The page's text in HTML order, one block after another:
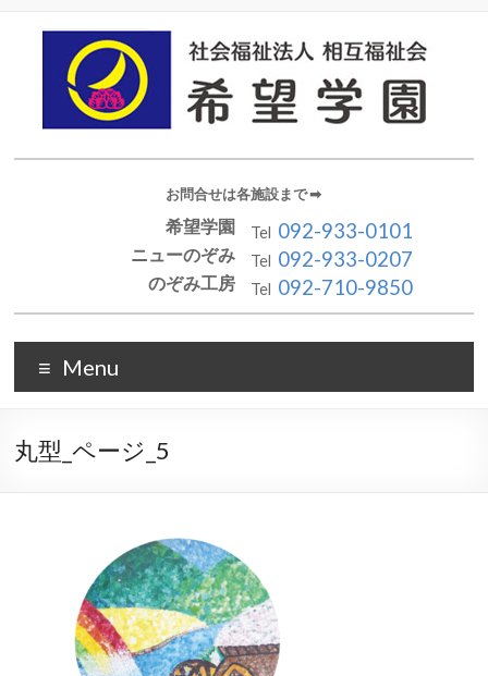
お問合せは各施設まで ➡︎
希望学園Tel 092-933-0101
ニューのぞみTel 092-933-0207
のぞみ工房Tel 092-710-9850
Menu
丸型_ページ_5